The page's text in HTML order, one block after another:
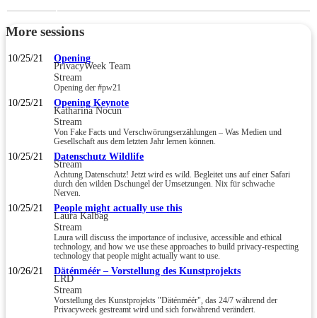
More sessions
10/25/21 Opening
PrivacyWeek Team
Stream
Opening der #pw21
10/25/21 Opening Keynote
Katharina Nocun
Stream
Von Fake Facts und Verschwörungserzählungen – Was Medien und
Gesellschaft aus dem letzten Jahr lernen können.
10/25/21 Datenschutz Wildlife
Stream
Achtung Datenschutz! Jetzt wird es wild. Begleitet uns auf einer Safari
durch den wilden Dschungel der Umsetzungen. Nix für schwache
Nerven.
10/25/21 People might actually use this
Laura Kalbag
Stream
Laura will discuss the importance of inclusive, accessible and ethical
technology, and how we use these approaches to build privacy-respecting
technology that people might actually want to use.
10/26/21 Däténméér – Vorstellung des Kunstprojekts
LRD
Stream
Vorstellung des Kunstprojekts "Däténméér", das 24/7 während der
Privacyweek gestreamt wird und sich forwährend verändert.